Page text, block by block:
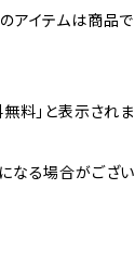
アイテムは商品で
料」と表示されま
なる場合がござい